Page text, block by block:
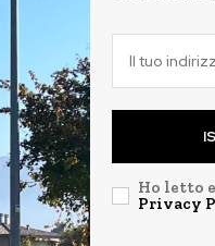
Ho letto
Privacy